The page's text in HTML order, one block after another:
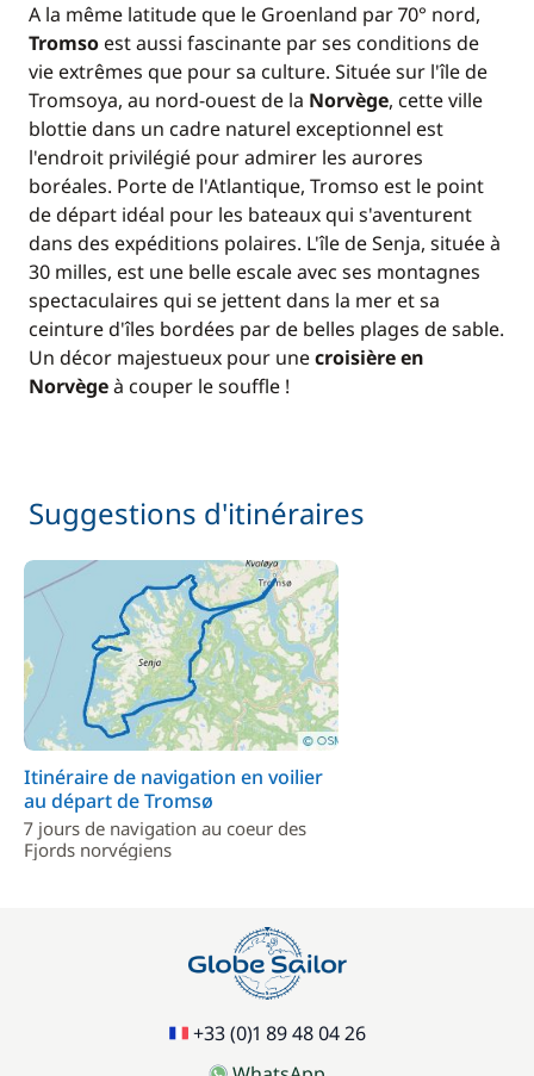
A la même latitude que le Groenland par 70° nord,
Tromso est aussi fascinante par ses conditions de
vie extrêmes que pour sa culture. Située sur l'île de
Tromsoya, au nord-ouest de la Norvège, cette ville
blottie dans un cadre naturel exceptionnel est
l'endroit privilégié pour admirer les aurores
boréales. Porte de l'Atlantique, Tromso est le point
de départ idéal pour les bateaux qui s'aventurent
dans des expéditions polaires. L'île de Senja, située à
30 milles, est une belle escale avec ses montagnes
spectaculaires qui se jettent dans la mer et sa
ceinture d'îles bordées par de belles plages de sable.
Un décor majestueux pour unecroisière en
Norvègeà couper le souffle !
Suggestions d'itinéraires
Itinéraire de navigation en voilier
au départ de Tromsø
7 jours de navigation au coeur des
Fjords norvégiens
+33 (0)1 89 48 04 26